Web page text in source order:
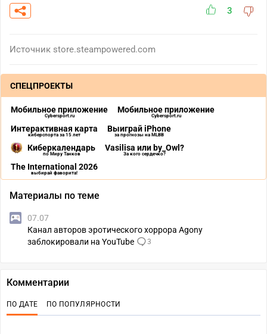
3
Источник store.steampowered.com
СПЕЦПРОЕКТЫ
Мобильное приложение
Cybersport.ru
Мобильное приложение
Cybersport.ru
Интерактивная карта
киберспорта за 15 лет
Выиграй iPhone
за прогнозы на MLBB
Киберкалендарь
по Миру Танков
Vasilisa или by_Owl?
За кого сердечко?
The International 2026
выбирай фаворита!
Материалы по теме
07.07
Канал авторов эротического хоррора Agony
заблокировали на YouTube
3
Комментарии
ПО ДАТЕ ПО ПОПУЛЯРНОСТИ